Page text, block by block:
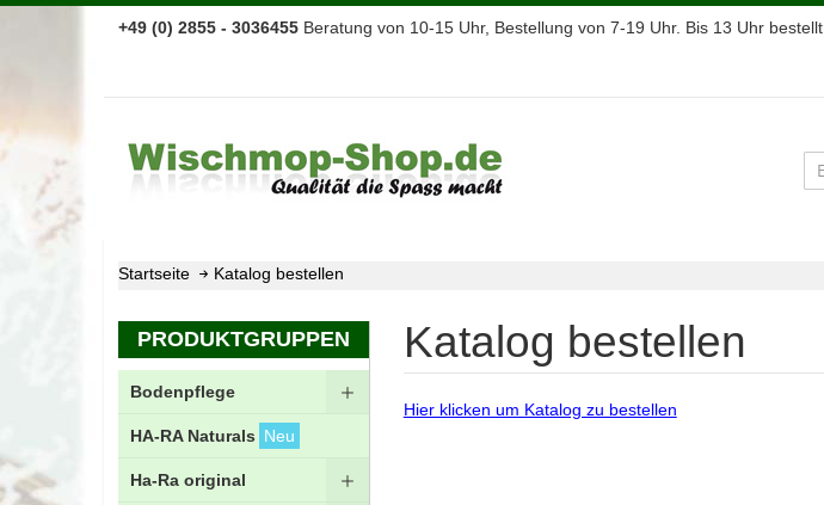
+49 (0) 2855 - 3036455 Beratung von 10-15 Uhr, Bestellung von 7-19 Uhr. Bis 13 Uhr bestellt
Startseite Katalog bestellen
Katalog bestellen
Hier klicken um Katalog zu bestellen
PRODUKTGRUPPEN
Bodenpflege
HA-RA Naturals Neu
Ha-Ra original